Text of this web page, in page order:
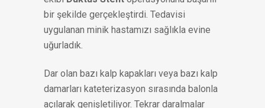
bir şekilde gerçekleştirdi. Tedavisi
uygulanan minik hastamızı sağlıkla evine
uğurladık.
Dar olan bazı kalp kapakları veya bazı kalp
damarları kateterizasyon sırasında balonla
açılarak genişletiliyor. Tekrar daralmalar